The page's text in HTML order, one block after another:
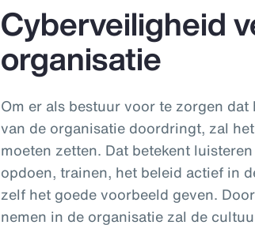
Cyberveiligheid
organisatie
Om er als bestuur voor te zorgen
van de organisatie doordringt, zal
moeten zetten. Dat betekent
opdoen, trainen, het beleid actief in
zelf het goede voorbeeld geven.
nemen in de organisatie zal de